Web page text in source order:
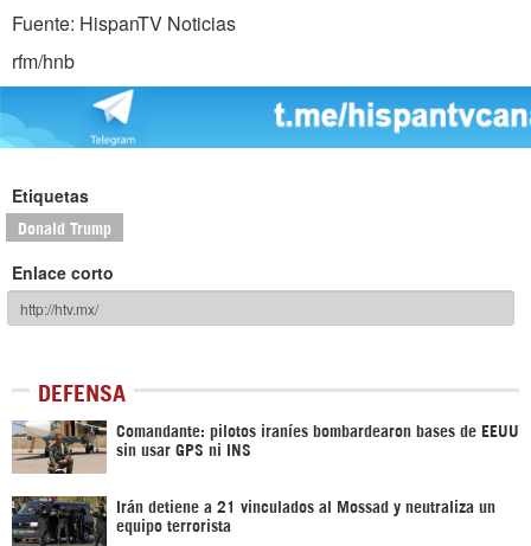
Fuente: HispanTV Noticias
rfm/hnb
Etiquetas
Donald Trump
Enlace corto
DEFENSA
Comandante: pilotos iraníes bombardearon bases de EEUU
sin usar GPS ni INS
Irán detiene a 21 vinculados al Mossad y neutraliza un
equipo terrorista